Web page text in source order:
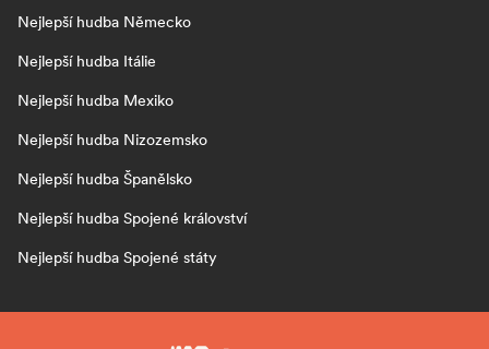
Nejlepší hudba Německo
Nejlepší hudba Itálie
Nejlepší hudba Mexiko
Nejlepší hudba Nizozemsko
Nejlepší hudba Španělsko
Nejlepší hudba Spojené království
Nejlepší hudba Spojené státy